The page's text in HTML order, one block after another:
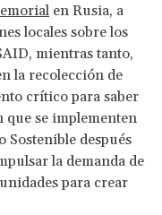
en Rusia, a
locales sobre los
mientras tanto,
la recolección de
crítico para saber
se implementen
Sostenible después
la demanda de
para crear